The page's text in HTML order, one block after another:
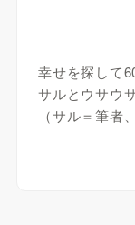
幸せを探して
サルとウサウ
（サル＝筆者